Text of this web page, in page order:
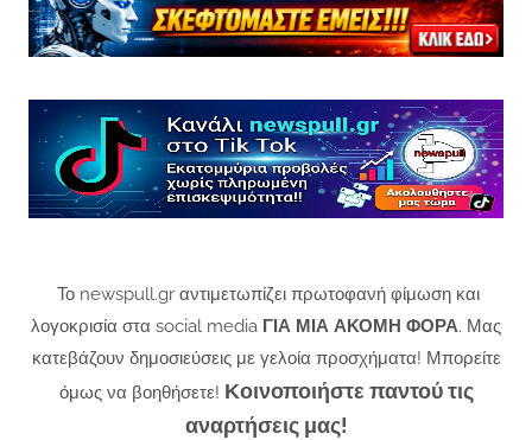
Το newspull.gr αντιμετωπίζει πρωτοφανή φίμωση και
λογοκρισία στα social media ΓΙΑ ΜΙΑ ΑΚΟΜΗ ΦΟΡΑ. Μας
κατεβάζουν δημοσιεύσεις με γελοία προσχήματα! Μπορείτε
όμως να βοηθήσετε! Κοινοποιήστε παντού τις
αναρτήσεις μας!